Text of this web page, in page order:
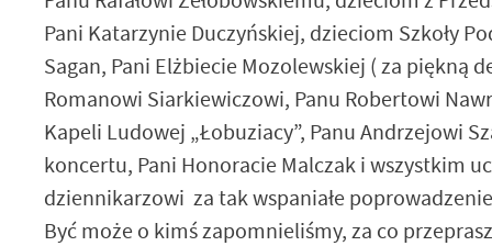
Pani Katarzynie Duczyńskiej, dzieciom Szkoły
Sagan, Pani Elżbiecie Mozolewskiej ( za piękną
Romanowi Siarkiewiczowi, Panu Robertowi
Kapeli Ludowej „Łobuziacy”, Panu Andrzejowi
koncertu, Pani Honoracie Malczak i wszystkim
dziennikarzowi za tak wspaniałe
Być może o kimś zapomnieliśmy, za co